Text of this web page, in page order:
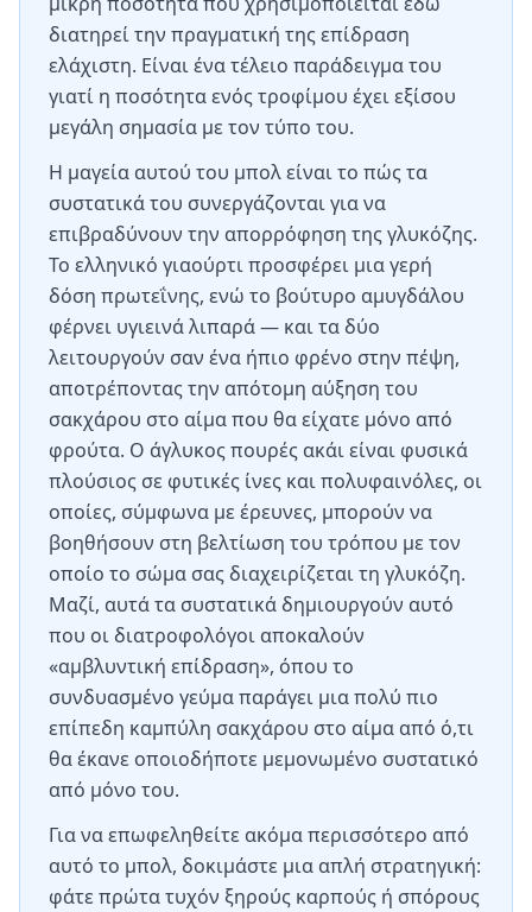
διατηρεί την πραγματική της επίδραση
ελάχιστη. Είναι ένα τέλειο παράδειγμα του
γιατί η ποσότητα ενός τροφίμου έχει εξίσου
μεγάλη σημασία με τον τύπο του.
Η μαγεία αυτού του μπολ είναι το πώς τα
συστατικά του συνεργάζονται για να
επιβραδύνουν την απορρόφηση της γλυκόζης.
Το ελληνικό γιαούρτι προσφέρει μια γερή
δόση πρωτεΐνης, ενώ το βούτυρο αμυγδάλου
φέρνει υγιεινά λιπαρά — και τα δύο
λειτουργούν σαν ένα ήπιο φρένο στην πέψη,
αποτρέποντας την απότομη αύξηση του
σακχάρου στο αίμα που θα είχατε μόνο από
φρούτα. Ο άγλυκος πουρές ακάι είναι φυσικά
πλούσιος σε φυτικές ίνες και πολυφαινόλες, οι
οποίες, σύμφωνα με έρευνες, μπορούν να
βοηθήσουν στη βελτίωση του τρόπου με τον
οποίο το σώμα σας διαχειρίζεται τη γλυκόζη.
Μαζί, αυτά τα συστατικά δημιουργούν αυτό
που οι διατροφολόγοι αποκαλούν
«αμβλυντική επίδραση», όπου το
συνδυασμένο γεύμα παράγει μια πολύ πιο
επίπεδη καμπύλη σακχάρου στο αίμα από ό,τι
θα έκανε οποιοδήποτε μεμονωμένο συστατικό
από μόνο του.
Για να επωφεληθείτε ακόμα περισσότερο από
αυτό το μπολ, δοκιμάστε μια απλή στρατηγική:
φάτε πρώτα τυχόν ξηρούς καρπούς ή σπόρους